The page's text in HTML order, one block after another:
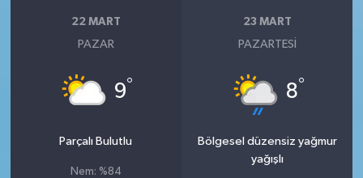
22 MART
PAZAR
9°
Parçalı Bulutlu
Nem: %84
23 MART
PAZARTESI
8°
Bölgesel düzensiz yağmur
yağışlı